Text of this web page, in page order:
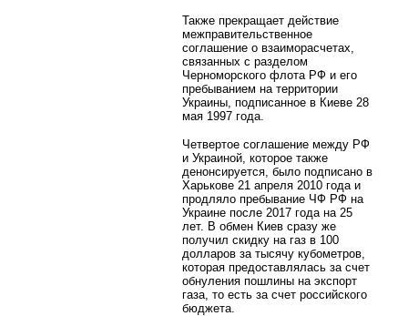
Также прекращает действие
межправительственное
соглашение о взаиморасчетах,
связанных с разделом
Черноморского флота РФ и его
пребыванием на территории
Украины, подписанное в Киеве 28
мая 1997 года.
Четвертое соглашение между РФ
и Украиной, которое также
денонсируется, было подписано в
Харькове 21 апреля 2010 года и
продляло пребывание ЧФ РФ на
Украине после 2017 года на 25
лет. В обмен Киев сразу же
получил скидку на газ в 100
долларов за тысячу кубометров,
которая предоставлялась за счет
обнуления пошлины на экспорт
газа, то есть за счет российского
бюджета.